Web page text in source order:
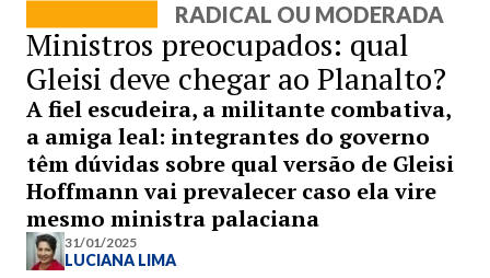
RADICAL OU MODERADA
Ministros preocupados: qual
Gleisi deve chegar ao Planalto?
A fiel escudeira, a militante combativa,
a amiga leal: integrantes do governo
têm dúvidas sobre qual versão de Gleisi
Hoffmann vai prevalecer caso ela vire
mesmo ministra palaciana
31/01/2025
LUCIANA LIMA